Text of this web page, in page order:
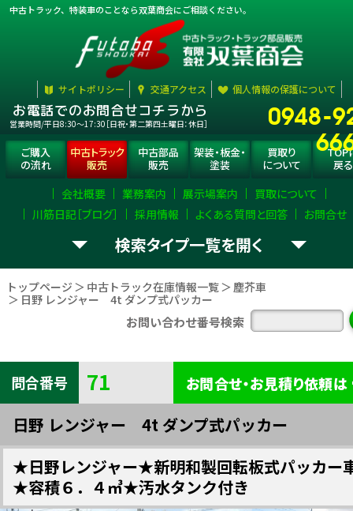
中古トラック、特装車のことなら双葉商会にご相談ください。
サイトポリシー 交通アクセス 個人情報の保護について
お電話でのお問合せコチラから
営業時間/平日8:30〜17:30［日祝・第二第四土曜日：休日］ 0948-
ご購入
の流れ
中古トラック
販売
中古部品
販売
架装・板金・
塗装
買取り
について
TOP
戻る
会社概要 業務案内 展示場案内
買取について
川筋日記［ブログ］
採用情報 よくある質問と回答 お問合せ
お探し 中古トラックのタイプを選択 して下さい。
ミキサー
クレーン付・セルフクレーン バン・ウイング 冷凍・保冷車
重機・車輌運搬 キャリアー トラクター
トレーラー 脱着式コンテナ車
検索タイプ一覧
トップページ 中古トラック在庫情報一覧
塵芥車
日野 レンジャー 4t ダンプ式パッカー
お問い合わせ番号検索
問合番号 71
日野 レンジャー 4t ダンプ式パッカー
お問合せ・お見積り依頼は
★日野レンジャー★新明和製回転板式パッカー
★容積６．４㎥★汚水タンク付き